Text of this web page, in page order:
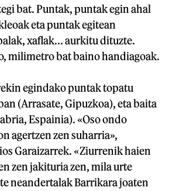
bat. Puntak, puntak egin ahal
eta puntak egitean
xaflak... aurkitu dituzte.
milimetro bat baino handiagoak.
egindako puntak topatu
(Arrasate, Gipuzkoa), eta baita
Espainia). «Oso ondo
agertzen zen suharria»,
Garaizarrek. «Ziurrenik haien
zen jakituria zen, mila urte
neandertalak Barrikara joaten